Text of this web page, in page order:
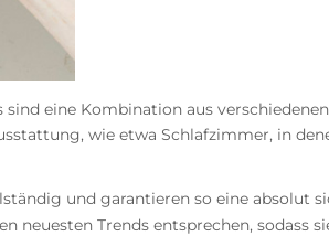
eine Kombination aus verschiedenen
wie etwa Schlafzimmer, in
und garantieren so eine absolut
Trends entsprechen, sodass